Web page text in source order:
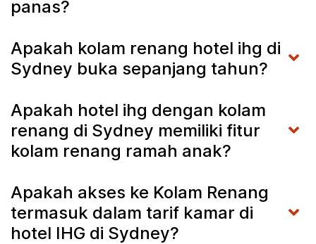
panas?
Apakah kolam renang hotel ihg di
Sydney buka sepanjang tahun?
Apakah hotel ihg dengan kolam
renang di Sydney memiliki fitur
kolam renang ramah anak?
Apakah akses ke Kolam Renang
termasuk dalam tarif kamar di
hotel IHG di Sydney?